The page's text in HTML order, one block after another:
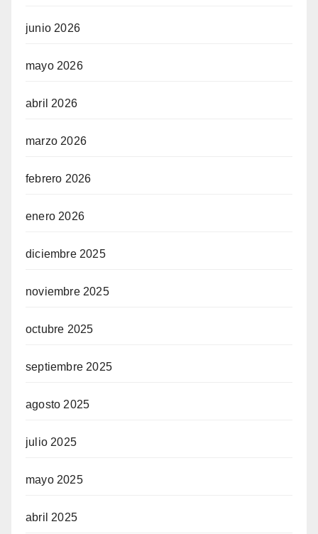
junio 2026
mayo 2026
abril 2026
marzo 2026
febrero 2026
enero 2026
diciembre 2025
noviembre 2025
octubre 2025
septiembre 2025
agosto 2025
julio 2025
mayo 2025
abril 2025